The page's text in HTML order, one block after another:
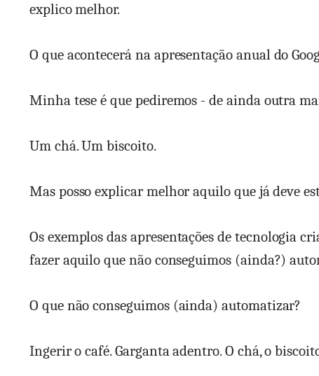
explico melhor.
O que acontecerá na apresentação anual do
Minha tese é que pediremos - de ainda outra
Um chá. Um biscoito.
Mas posso explicar melhor aquilo que já deve
Os exemplos das apresentações de tecnologia
fazer aquilo que não conseguimos (ainda?)
O que não conseguimos (ainda) automatizar?
Ingerir o café. Garganta adentro. O chá, o